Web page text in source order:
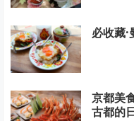
必收藏
京都美
古都的